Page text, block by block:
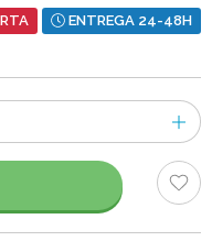
ENTREGA 24-48H